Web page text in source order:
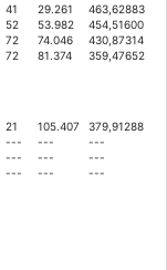
41
52
72
72
29.261
53.982
74.046
81.374
463,62883
454,51600
430,87314
359,47652
21
---
---
---
105.407
---
---
---
379,91288
---
---
---